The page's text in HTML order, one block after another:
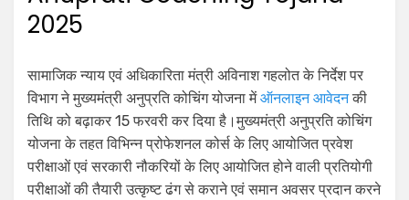
2025
सामाजिक न्याय एवं अधिकारिता मंत्री अविनाश गहलोत के निर्देश पर
विभाग ने मुख्यमंत्री अनुप्रति कोचिंग योजना मेंऑनलाइन आवेदनकी
तिथि को बढ़ाकर 15 फरवरी कर दिया है।मुख्यमंत्री अनुप्रति कोचिंग
योजना के तहत विभिन्न प्रोफेशनल कोर्स के लिए आयोजित प्रवेश
परीक्षाओं एवं सरकारी नौकरियों के लिए आयोजित होने वाली प्रतियोगी
परीक्षाओं की तैयारी उत्कृष्ट ढंग से कराने एवं समान अवसर प्रदान करने